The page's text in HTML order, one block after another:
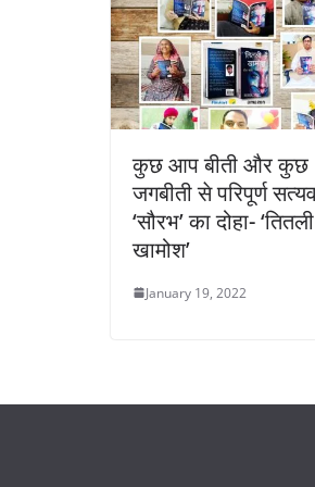
कुछ आप बीती और कुछ
जगबीती से परिपूर्ण
‘सौरभ’ का दोहा-
खामोश’
January 19, 2022